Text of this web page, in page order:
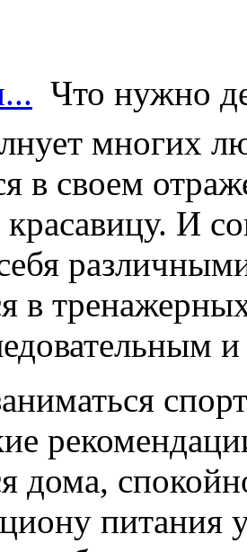
Что нужно
многих
в своем
И
в
и
дома,
питания